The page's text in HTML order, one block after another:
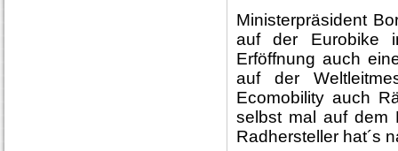
Ministerpräsident
auf der Eurobike
Erföffnung auch
auf der
Ecomobility auch
selbst mal auf dem
Radhersteller hat´s